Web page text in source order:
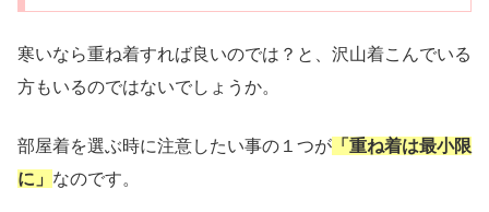
寒いなら重ね着すれば良いのでは？と、沢山着こんでいる
方もいるのではないでしょうか。
部屋着を選ぶ時に注意したい事の１つが 「重ね着は最小限
に」 なのです。